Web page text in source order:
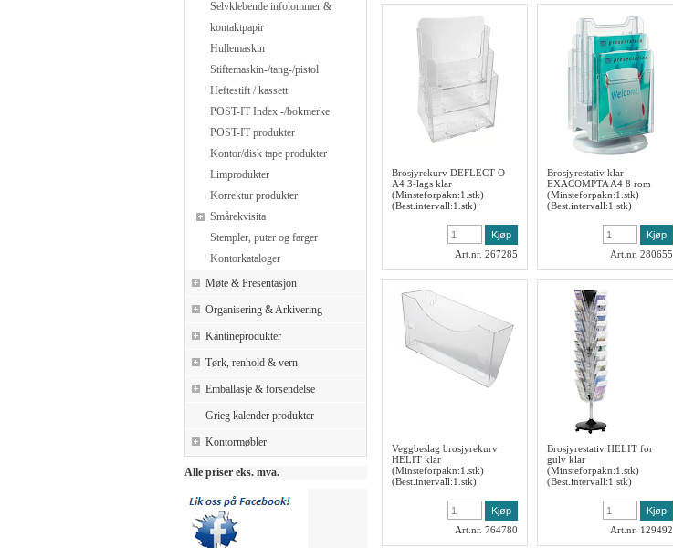
Selvklebende infolommer &
kontaktpapir
Hullemaskin
Stiftemaskin-/tang-/pistol
Heftestift / kassett
POST-IT Index -/bokmerke
POST-IT produkter
Kontor/disk tape produkter
Limprodukter
Korrektur produkter
Smårekvisita
Stempler, puter og farger
Kontorkataloger
Møte & Presentasjon
Organisering & Arkivering
Kantineprodukter
Tørk, renhold & vern
Emballasje & forsendelse
Grieg kalender produkter
Kontormøbler
Alle priser eks. mva.
Brosjyrekurv DEFLECT-O
A4 3-lags klar
(Minsteforpakn:1.stk)
(Best.intervall:1.stk)
Art.nr. 267285
Brosjyrestativ klar
EXACOMPTA A4 8 rom
(Minsteforpakn:1.stk)
(Best.intervall:1.stk)
Art.nr. 280655
Veggbeslag brosjyrekurv
HELIT klar
(Minsteforpakn:1.stk)
(Best.intervall:1.stk)
Art.nr. 764780
Brosjyrestativ HELIT for
gulv klar
(Minsteforpakn:1.stk)
(Best.intervall:1.stk)
Art.nr. 129492